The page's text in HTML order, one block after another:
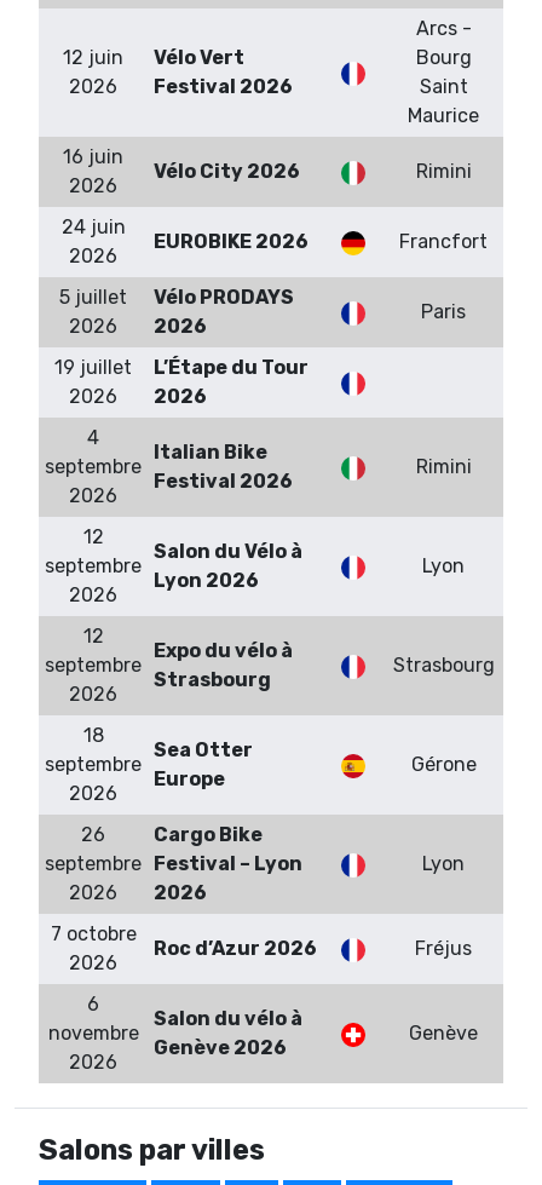
12 juin
2026
Vélo Vert
Festival 2026
Arcs -
Bourg
Saint
Maurice
16 juin
2026
Vélo City 2026 Rimini
24 juin
2026
EUROBIKE 2026 Francfort
5 juillet
2026
Vélo PRODAYS
2026
Paris
19 juillet
2026
L’Étape du Tour
2026
4
septembre
2026
Italian Bike
Festival 2026
Rimini
12
septembre
2026
Salon du Vélo à
Lyon 2026
Lyon
12
septembre
2026
Expo du vélo à
Strasbourg
Strasbourg
18
septembre
2026
Sea Otter
Europe
Gérone
26
septembre
2026
Cargo Bike
Festival – Lyon
2026
Lyon
7 octobre
2026
Roc d’Azur 2026 Fréjus
6
novembre
2026
Salon du vélo à
Genève 2026
Genève
Salons par villes